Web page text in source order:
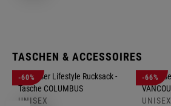
TASCHEN & ACCESSOIRES
-60%
UNISEX
-66%
UNISEX